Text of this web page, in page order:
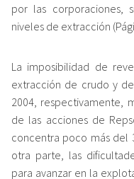
por las corporaciones,
niveles de extracción
La imposibilidad de
extracción de crudo y
2004, respectivamente,
de las acciones de
concentra poco más del
otra parte, las
para avanzar en la